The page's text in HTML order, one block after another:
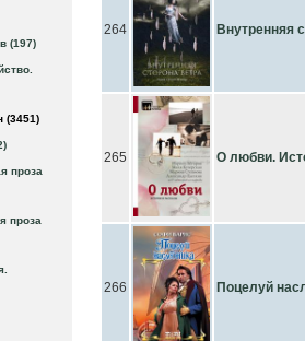
(197)
(3451)
проза
проза
264 Внутренняя
265 О любви.
266 Поцелуй